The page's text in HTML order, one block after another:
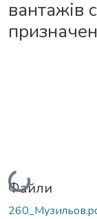
вантажів
Вантажиться...
Файли